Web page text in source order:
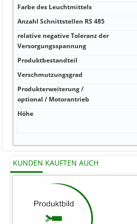
Farbe des Leuchtmittels
Anzahl Schnittstellen RS 485
relative negative Toleranz der
Versorgungsspannung
Produktbestandteil
Verschmutzungsgrad
Produkterweiterung /
optional / Motorantrieb
Höhe
KUNDEN KAUFTEN AUCH